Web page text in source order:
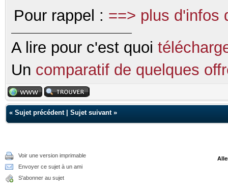
Pour rappel : ==> plus d'infos
A lire pour c'est quoi
Un comparatif de quelques
« Sujet précédent| Sujet suivant»
Voir une version imprimable
Envoyer ce sujet à un ami
S'abonner au sujet